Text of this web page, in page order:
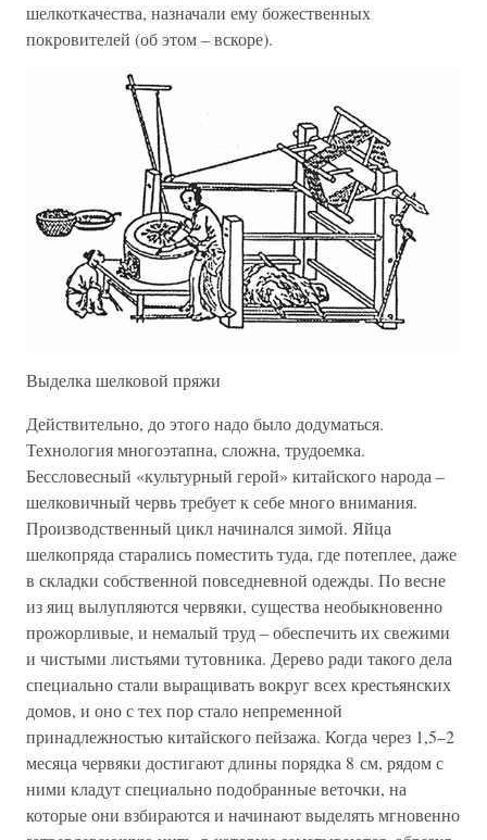
шелкоткачества, назначали ему божественных
покровителей (об этом – вскоре).
Выделка шелковой пряжи
Действительно, до этого надо было додуматься.
Технология многоэтапна, сложна, трудоемка.
Бессловесный «культурный герой» китайского народа –
шелковичный червь требует к себе много внимания.
Производственный цикл начинался зимой. Яйца
шелкопряда старались поместить туда, где потеплее, даже
в складки собственной повседневной одежды. По весне
из яиц вылупляются червяки, существа необыкновенно
прожорливые, и немалый труд – обеспечить их свежими
и чистыми листьями тутовника. Дерево ради такого дела
специально стали выращивать вокруг всех крестьянских
домов, и оно с тех пор стало непременной
принадлежностью китайского пейзажа. Когда через 1,5–2
месяца червяки достигают длины порядка 8 см, рядом с
ними кладут специально подобранные веточки, на
которые они взбираются и начинают выделять мгновенно